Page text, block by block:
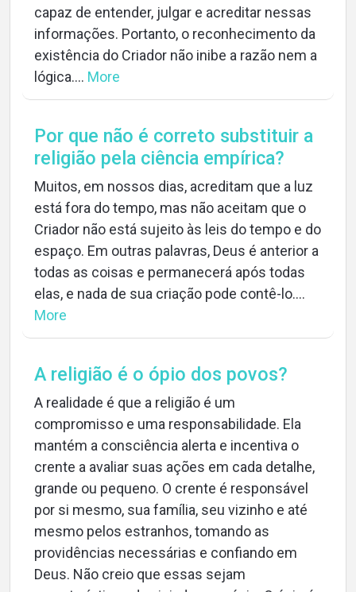
capaz de entender, julgar e acreditar nessas
informações. Portanto, o reconhecimento da
existência do Criador não inibe a razão nem a
lógica.... More
Por que não é correto substituir a
religião pela ciência empírica?
Muitos, em nossos dias, acreditam que a luz
está fora do tempo, mas não aceitam que o
Criador não está sujeito às leis do tempo e do
espaço. Em outras palavras, Deus é anterior a
todas as coisas e permanecerá após todas
elas, e nada de sua criação pode contê-lo....
More
A religião é o ópio dos povos?
A realidade é que a religião é um
compromisso e uma responsabilidade. Ela
mantém a consciência alerta e incentiva o
crente a avaliar suas ações em cada detalhe,
grande ou pequeno. O crente é responsável
por si mesmo, sua família, seu vizinho e até
mesmo pelos estranhos, tomando as
providências necessárias e confiando em
Deus. Não creio que essas sejam